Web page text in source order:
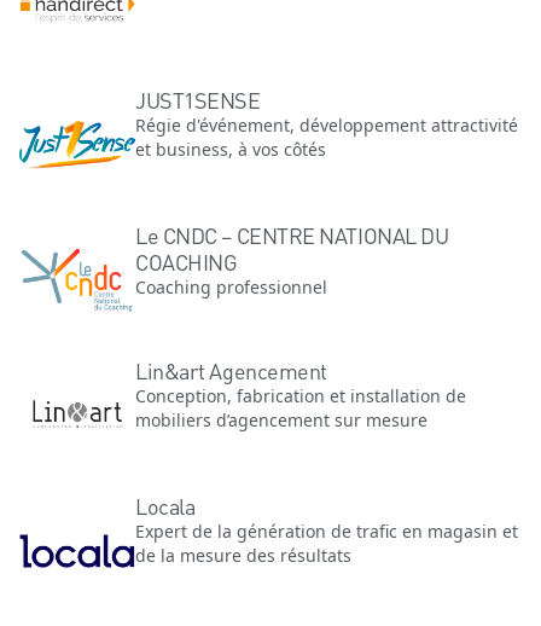
JUST1SENSE
Régie d'événement, développement attractivité
et business, à vos côtés
Le CNDC – CENTRE NATIONAL DU
COACHING
Coaching professionnel
Lin&art Agencement
Conception, fabrication et installation de
mobiliers d’agencement sur mesure
Locala
Expert de la génération de trafic en magasin et
de la mesure des résultats